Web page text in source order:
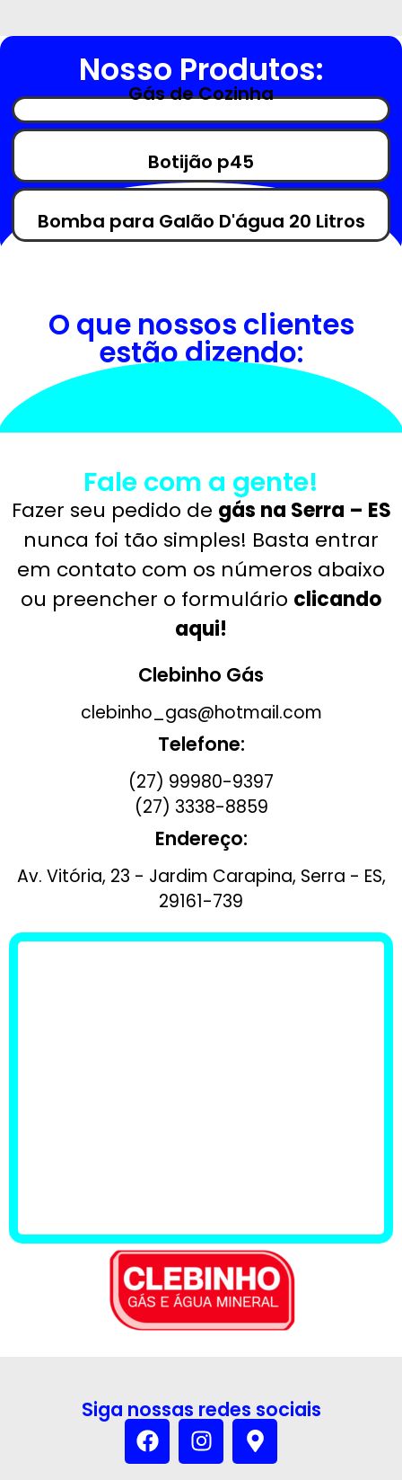
Nosso Produtos:
Gás de Cozinha
Botijão p45
Bomba para Galão D'água 20 Litros
O que nossos clientes
estão dizendo:
Fale com a gente!
Fazer seu pedido de gás na Serra – ES
nunca foi tão simples! Basta entrar
em contato com os números abaixo
ou preencher o formulário clicando
aqui!
Clebinho Gás
clebinho_gas@hotmail.com
Telefone:
(27) 99980-9397
(27) 3338-8859
Endereço:
Av. Vitória, 23 - Jardim Carapina, Serra - ES,
29161-739
Siga nossas redes sociais